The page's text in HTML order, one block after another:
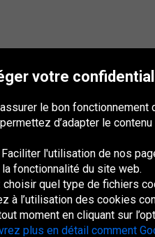
Italia MagyarországNederland
votre
le bon fonctionnement
d’adapter le
l'utilisation de nos
fonctionnalité du site web.
quel type de fichiers
à l’utilisation des cookies
moment en cliquant sur
plus en détail comment